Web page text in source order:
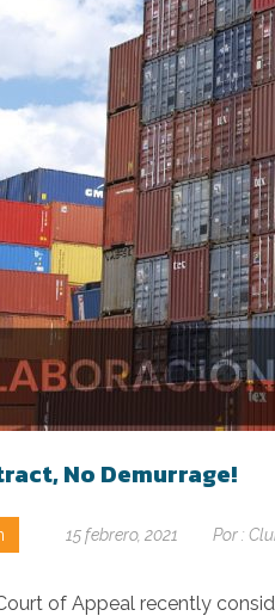
No Demurrage!
15 febrero, 2021 Por :
of Appeal recently